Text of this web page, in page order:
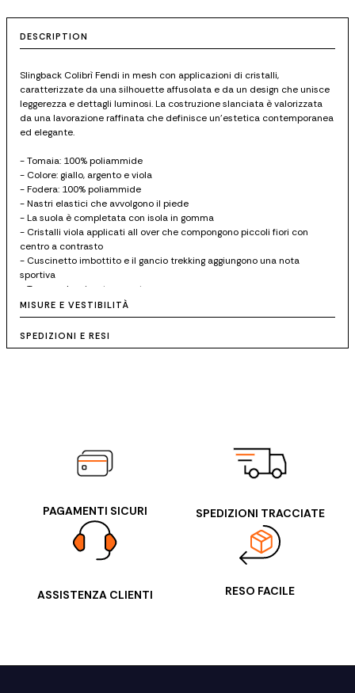
DESCRIPTION
Slingback Colibrì Fendi in mesh con applicazioni di cristalli,
caratterizzate da una silhouette affusolata e da un design che unisce
leggerezza e dettagli luminosi. La costruzione slanciata è valorizzata
da una lavorazione raffinata che definisce un'estetica contemporanea
ed elegante.
- Tomaia: 100% poliammide
- Colore: giallo, argento e viola
- Fodera: 100% poliammide
- Nastri elastici che avvolgono il piede
- La suola è completata con isola in gomma
- Cristalli viola applicati all over che compongono piccoli fiori con
centro a contrasto
- Cuscinetto imbottito e il gancio trekking aggiungono una nota
sportiva
- Tacco galvanizzato argento
- Made in Italy
- Scatola inclusa
- Codice articolo: 8J8951AY1DF1WC7
MISURE E VESTIBILITÀ
SPEDIZIONI E RESI
PAGAMENTI SICURI SPEDIZIONI TRACCIATE
ASSISTENZA CLIENTI RESO FACILE